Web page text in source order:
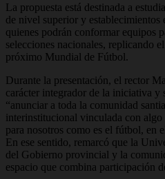
La propuesta está destinada a
de nivel superior y
quienes podrán conformar equipos
selecciones nacionales, replicando
próximo Mundial de Fútbol.
Durante la presentación, el rector
carácter integrador de la iniciativa y
“anunciar a toda la comunidad
interinstitucional vinculada con
para nosotros como es el fútbol, en
En ese sentido, remarcó que la
del Gobierno provincial y la
espacio que combina participación